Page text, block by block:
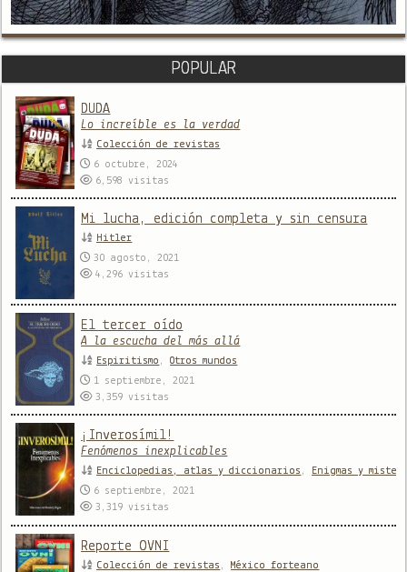
POPULAR
DUDA
Lo increíble es la verdad
Colección de revistas
6 octubre, 2024
6,598visitas
Mi lucha, edición completa y sin censura
Hitler
30 agosto, 2021
4,296visitas
El tercer oído
A la escucha del más allá
Espiritismo ,Otros mundos
1 septiembre, 2021
3,359visitas
¡Inverosímil!
Fenómenos inexplicables
Enciclopedias, atlas y diccionarios ,
Enigmas y
6 septiembre, 2021
3,319visitas
Reporte OVNI
Colección de revistas , México forteano